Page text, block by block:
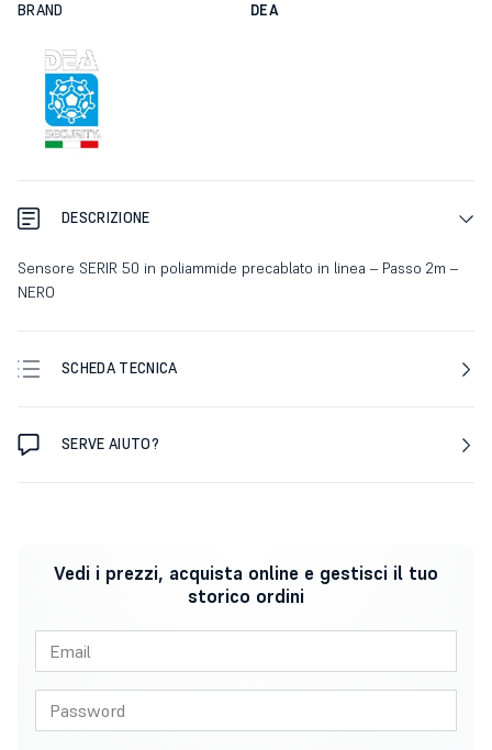
BRAND
DEA
DESCRIZIONE
Sensore SERIR 50 in poliammide precablato in linea – Passo 2m –
NERO
SCHEDA TECNICA
SERVE AIUTO?
Vedi i prezzi, acquista online e gestisci il tuo
storico ordini